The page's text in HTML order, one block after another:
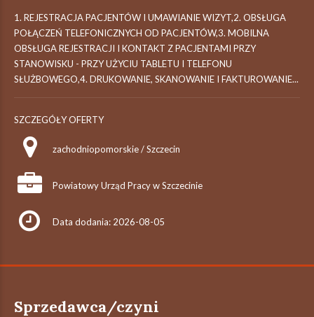
1. REJESTRACJA PACJENTÓW I UMAWIANIE WIZYT,2. OBSŁUGA
POŁĄCZEŃ TELEFONICZNYCH OD PACJENTÓW,3. MOBILNA
OBSŁUGA REJESTRACJI I KONTAKT Z PACJENTAMI PRZY
STANOWISKU - PRZY UŻYCIU TABLETU I TELEFONU
SŁUŻBOWEGO,4. DRUKOWANIE, SKANOWANIE I FAKTUROWANIE...
SZCZEGÓŁY OFERTY
zachodniopomorskie / Szczecin
Powiatowy Urząd Pracy w Szczecinie
Data dodania: 2026-08-05
Sprzedawca/czyni